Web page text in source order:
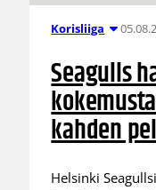
Korisliiga
Seagulls
kahden
Helsinki